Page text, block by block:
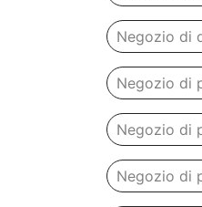
Negozio di
Negozio di
Negozio di
Negozio di